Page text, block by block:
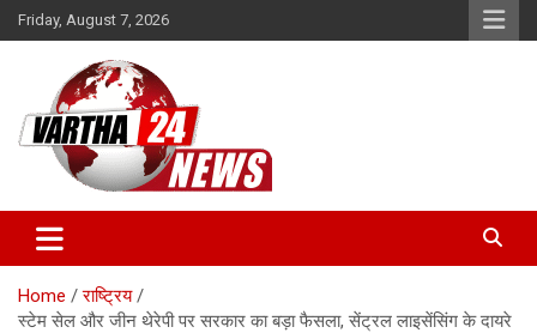
Skip
to
Friday, August 7, 2026
Vartha 24
Home
राष्ट्रिय
स्टेम सेल और जीन थेरेपी पर सरकार का बड़ा फैसला, सेंट्रल लाइसेंसिंग के दायरे